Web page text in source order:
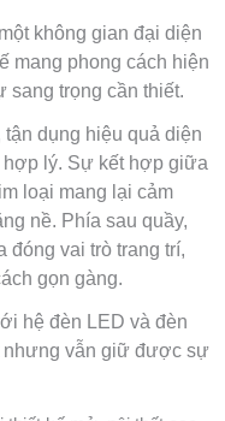
không gian đại diện
mang phong cách hiện
sang trọng cần thiết.
dụng hiệu quả diện
hợp lý. Sự kết hợp giữa
loại mang lại cảm
nề. Phía sau quầy,
vai trò trang trí,
gọn gàng.
hệ đèn LED và đèn
nhưng vẫn giữ được sự